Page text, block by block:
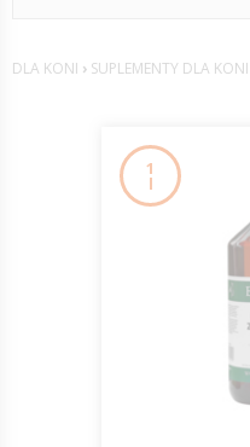
DLA KONI › SUPLEMENTY DLA KONI
1
l